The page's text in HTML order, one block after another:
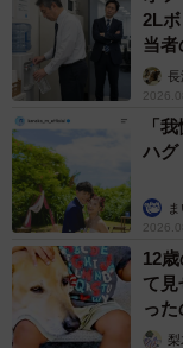
2L
当
説】
長
「
ハグ
12
て
っ
「